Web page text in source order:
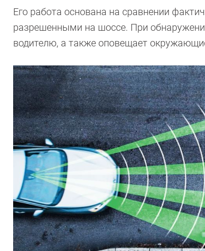
Его работа основана на сравнении
разрешенными на шоссе. При
водителю, а также оповещает